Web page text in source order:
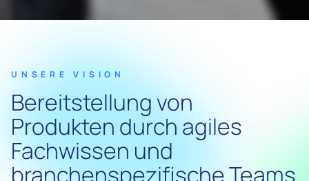
UNSERE VISION
Bereitstellung von
Produkten durch agiles
Fachwissen und
branchenspezifische Teams